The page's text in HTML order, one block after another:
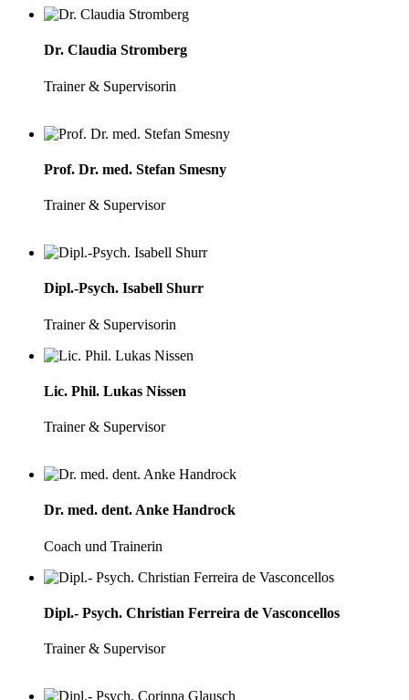
Dr. Claudia Stromberg
Trainer & Supervisorin
Prof. Dr. med. Stefan Smesny
Trainer & Supervisor
Dipl.-Psych. Isabell Shurr
Trainer & Supervisorin
Lic. Phil. Lukas Nissen
Trainer & Supervisor
Dr. med. dent. Anke Handrock
Coach und Trainerin
Dipl.- Psych. Christian Ferreira de Vasconcellos
Trainer & Supervisor